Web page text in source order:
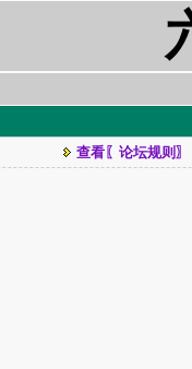
查看〖论坛规则〗